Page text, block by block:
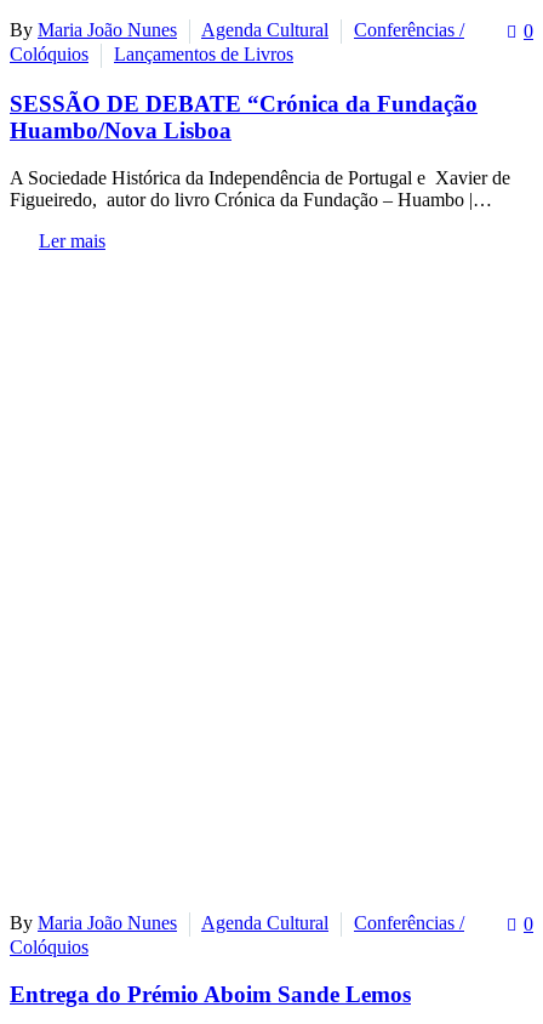
0
By Maria João Nunes Agenda Cultural
Conferências /
Colóquios
Lançamentos de Livros
SESSÃO DE DEBATE “Crónica da Fundação
Huambo/Nova Lisboa
A Sociedade Histórica da Independência de Portugal e Xavier de
Figueiredo, autor do livro Crónica da Fundação – Huambo |…
Ler mais
0
By Maria João Nunes Agenda Cultural
Conferências /
Colóquios
Entrega do Prémio Aboim Sande Lemos